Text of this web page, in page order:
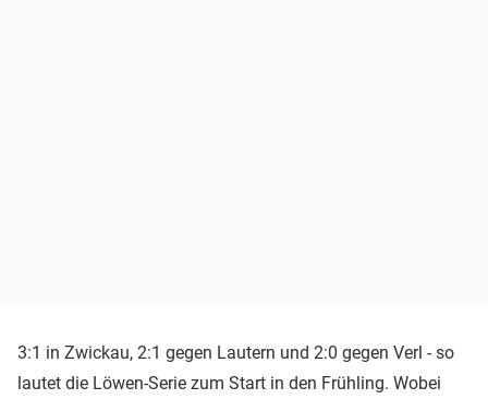
3:1 in Zwickau, 2:1 gegen Lautern und 2:0 gegen Verl - so
lautet die Löwen-Serie zum Start in den Frühling. Wobei